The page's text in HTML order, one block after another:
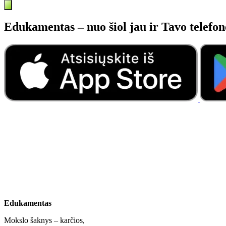
Edukamentas – nuo šiol jau ir Tavo
Edukamentas
Mokslo šaknys – karčios,